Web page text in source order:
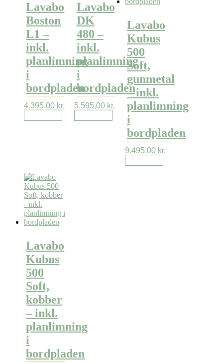
Lavabo
Boston
L1 –
inkl.
planlimning
i
bordpladen
4.395,00 kr.
Lavabo
DK
480 –
inkl.
planlimning
i
bordpladen
5.595,00 kr.
Lavabo
Kubus
500
Soft,
gunmetal
– inkl.
planlimning
i
bordpladen
9.495,00 kr.
Lavabo
Kubus
500
Soft,
kobber
– inkl.
planlimning
i
bordpladen